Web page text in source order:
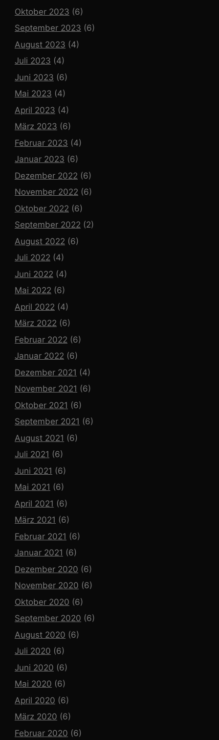
Oktober 2023 (6)
September 2023 (6)
August 2023 (4)
Juli 2023 (4)
Juni 2023 (6)
Mai 2023 (4)
April 2023 (4)
März 2023 (6)
Februar 2023 (4)
Januar 2023 (6)
Dezember 2022 (6)
November 2022 (6)
Oktober 2022 (6)
September 2022 (2)
August 2022 (6)
Juli 2022 (4)
Juni 2022 (4)
Mai 2022 (6)
April 2022 (4)
März 2022 (6)
Februar 2022 (6)
Januar 2022 (6)
Dezember 2021 (4)
November 2021 (6)
Oktober 2021 (6)
September 2021 (6)
August 2021 (6)
Juli 2021 (6)
Juni 2021 (6)
Mai 2021 (6)
April 2021 (6)
März 2021 (6)
Februar 2021 (6)
Januar 2021 (6)
Dezember 2020 (6)
November 2020 (6)
Oktober 2020 (6)
September 2020 (6)
August 2020 (6)
Juli 2020 (6)
Juni 2020 (6)
Mai 2020 (6)
April 2020 (6)
März 2020 (6)
Februar 2020 (6)